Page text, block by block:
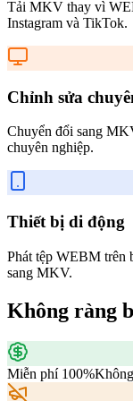
Tải MKV thay vì
Instagram và TikTok.
Chỉnh sửa
Chuyển đổi sang
chuyên nghiệp.
Thiết bị di động
Phát tệp WEBM trên
sang MKV.
Không ràng
Miễn phí 100%